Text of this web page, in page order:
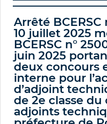
Arrêté
10 juillet 2025
BCERSC n°
juin 2025
deux concours
interne pour
d’adjoint
de 2e classe du
adjoints